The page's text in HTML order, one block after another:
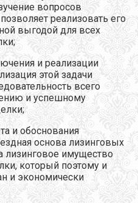
вопросов
реализовать его
выгодой для всех
и реализации
этой задачи
всего
и успешному
и обоснования
основа лизинговых
лизинговое имущество
который поэтому и
и экономически